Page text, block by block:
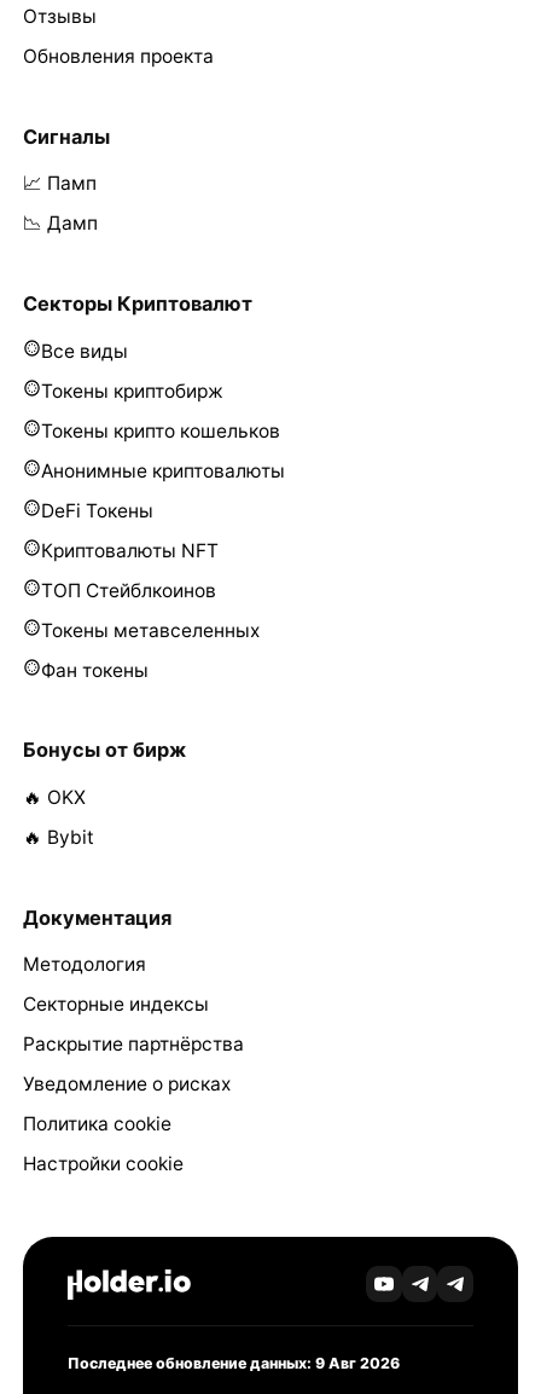
Отзывы
Обновления проекта
Сигналы
📈 Памп
📉 Дамп
Секторы Криптовалют
Все виды
Токены криптобирж
Токены крипто кошельков
Анонимные криптовалюты
DeFi Токены
Криптовалюты NFT
ТОП Стейблкоинов
Токены метавселенных
Фан токены
Бонусы от бирж
🔥 OKX
🔥 Bybit
Документация
Методология
Секторные индексы
Раскрытие партнёрства
Уведомление о рисках
Политика cookie
Настройки cookie
Последнее обновление данных: 9 Авг 2026